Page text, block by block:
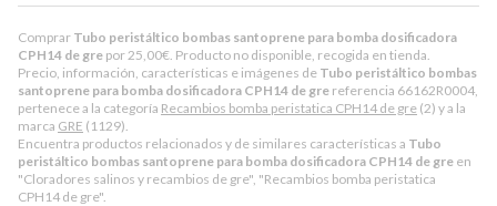
Comprar Tubo peristáltico bombas santoprene para bomba dosificadora
CPH14 de gre por 25,00€ . Producto no disponible, recogida en tienda.
Precio, información, características e imágenes de Tubo peristáltico bombas
santoprene para bomba dosificadora CPH14 de gre referencia 66162R0004,
pertenece a la categoría Recambios bomba peristatica CPH14 de gre (2) y a la
marca GRE (1129).
Encuentra productos relacionados y de similares características a Tubo
peristáltico bombas santoprene para bomba dosificadora CPH14 de gre en
"Cloradores salinos y recambios de gre", "Recambios bomba peristatica
CPH14 de gre".